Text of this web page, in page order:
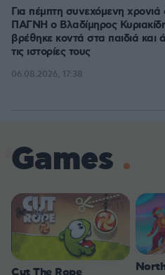
Για πέμπτη συνεχόμενη χρονιά
ΠΑΓΝΗ ο Βλαδίμηρος
βρέθηκε κοντά στα παιδιά και
τις ιστορίες τους
06.08.2026, 17:38
Games